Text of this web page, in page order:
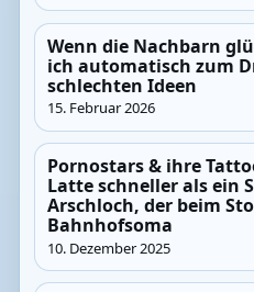
Wenn die Nachbarn
ich automatisch zum
schlechten Ideen
15. Februar 2026
Pornostars & ihre
Latte schneller als ein
Arschloch, der beim
Bahnhofsoma
10. Dezember 2025